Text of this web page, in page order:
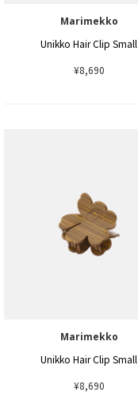
Marimekko
Unikko Hair Clip Small
¥8,690
Marimekko
Unikko Hair Clip Small
¥8,690